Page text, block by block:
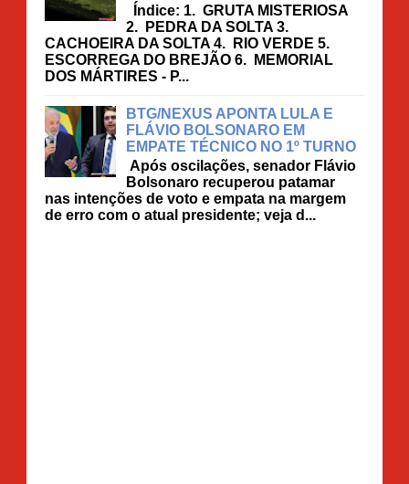
Índice: 1. GRUTA MISTERIOSA
2. PEDRA DA SOLTA 3.
CACHOEIRA DA SOLTA 4. RIO VERDE 5.
ESCORREGA DO BREJÃO 6. MEMORIAL
DOS MÁRTIRES - P...
BTG/NEXUS APONTA LULA E
FLÁVIO BOLSONARO EM
EMPATE TÉCNICO NO 1º TURNO
Após oscilações, senador Flávio
Bolsonaro recuperou patamar
nas intenções de voto e empata na margem
de erro com o atual presidente; veja d...